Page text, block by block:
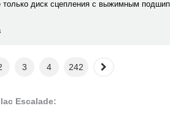
диск сцепления с выжимным
3 4 242
Escalade: